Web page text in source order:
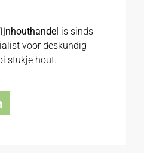
is sinds
voor deskundig
stukje hout.